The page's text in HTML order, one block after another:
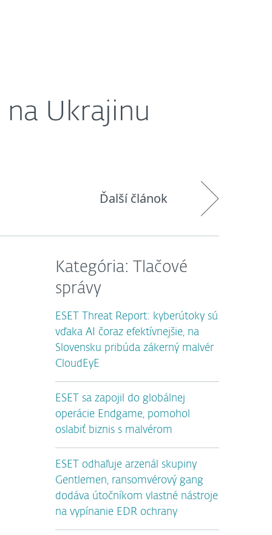
na Ukrajinu
Ďalší článok
Kategória: Tlačové
správy
ESET Threat Report: kyberútoky sú
vďaka AI čoraz efektívnejšie, na
Slovensku pribúda zákerný malvér
CloudEyE
ESET sa zapojil do globálnej
operácie Endgame, pomohol
oslabiť biznis s malvérom
ESET odhaľuje arzenál skupiny
Gentlemen, ransomvérový gang
dodáva útočníkom vlastné nástroje
na vypínanie EDR ochrany